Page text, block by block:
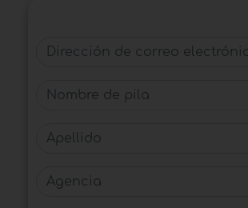
Dirección de correo electrónico
Nombre de pila
Apellido
Agencia